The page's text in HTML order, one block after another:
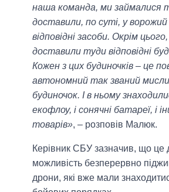
наша команда, ми займалися
доставили, по суті, у
відповідні засоби. Окрім
доставили туди відповідні
Кожен з цих будиночків – це
автономний так званий
будиночок. І в ньому
екофлоу, і сонячні батареї, і
товарів», – розповів Малюк.
Керівник СБУ зазначив, що це
можливість безперервно
дрони, які вже мали